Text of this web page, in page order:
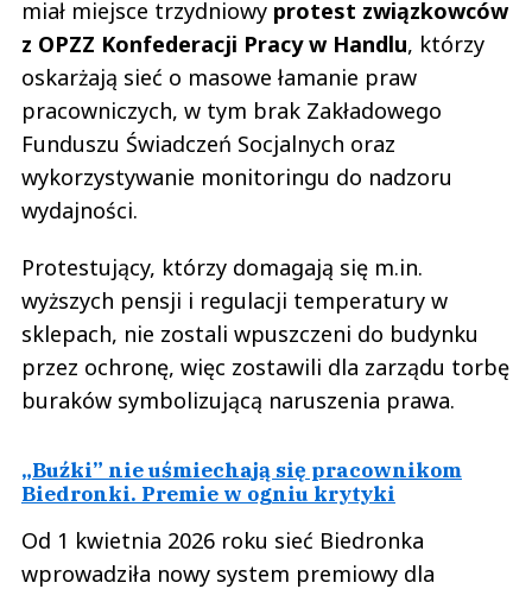
miał miejsce trzydniowy protest związkowców
z OPZZ Konfederacji Pracy w Handlu, którzy
oskarżają sieć o masowe łamanie praw
pracowniczych, w tym brak Zakładowego
Funduszu Świadczeń Socjalnych oraz
wykorzystywanie monitoringu do nadzoru
wydajności.
Protestujący, którzy domagają się m.in.
wyższych pensji i regulacji temperatury w
sklepach, nie zostali wpuszczeni do budynku
przez ochronę, więc zostawili dla zarządu torbę
buraków symbolizującą naruszenia prawa.
„Buźki” nie uśmiechają się pracownikom
Biedronki. Premie w ogniu krytyki
Od 1 kwietnia 2026 roku sieć Biedronka
wprowadziła nowy system premiowy dla